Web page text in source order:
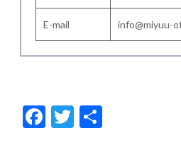
E-mail info@miyuu-
F
ac
T
w